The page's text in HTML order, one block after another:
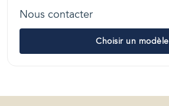
Nous contacter
Choisir un modèle